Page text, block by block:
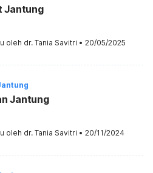
Jantung
oleh dr. Tania Savitri • 20/05/2025
Jantung
oleh dr. Tania Savitri • 20/11/2024